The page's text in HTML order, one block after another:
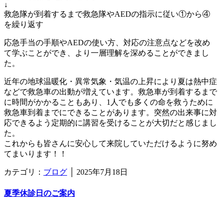
↓
救急隊が到着するまで救急隊やAEDの指示に従い①から④
を繰り返す
応急手当の手順やAEDの使い方、対応の注意点などを改め
て学ぶことができ、より一層理解を深めることができまし
た。
近年の地球温暖化・異常気象・気温の上昇により夏は熱中症
などで救急車の出動が増えています。救急車が到着するまで
に時間がかかることもあり、1人でも多くの命を救うために
救急車到着までにできることがあります。突然の出来事に対
応できるよう定期的に講習を受けることが大切だと感じまし
た。
これからも皆さんに安心して来院していただけるように努め
てまいります！！
カテゴリ： ブログ 2025年7月18日
夏季休診日のご案内